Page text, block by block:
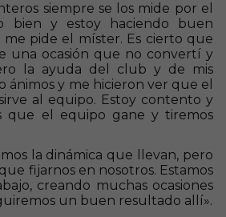
siempre se los mide por el
bien y estoy haciendo buen
pide el míster. Es cierto que
una ocasión que no convertí y
la ayuda del club y de mis
ánimos y me hicieron ver que el
al equipo. Estoy contento y
que el equipo gane y tiremos
la dinámica que llevan, pero
fijarnos en nosotros. Estamos
creando muchas ocasiones
un buen resultado allí».